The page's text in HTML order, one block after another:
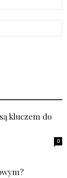
kluczem do
0